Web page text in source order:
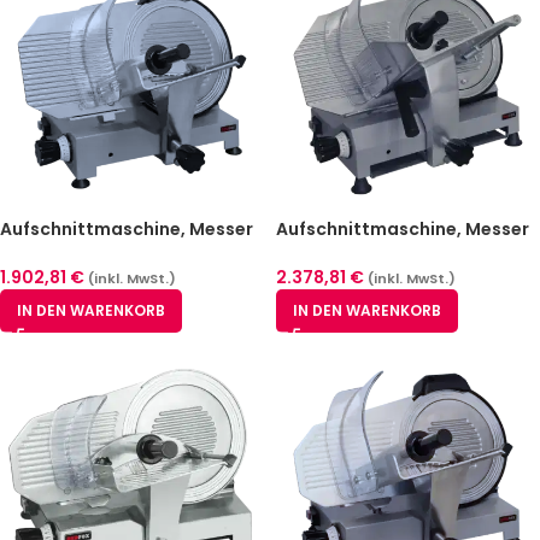
Aufschnittmaschine, Messer
300
1.902,81 € (inkl. MwSt.)
IN DEN WARENKORB
Aufschnittmaschine, Messer
GSP 300XL Z
2.378,81 € (inkl. MwSt.)
IN DEN WARENKORB